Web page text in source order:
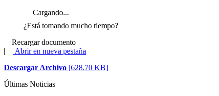
Cargando...
¿Está tomando mucho tiempo?
Recargar documento
|
Abrir en nueva pestaña
Descargar Archivo [628.70 KB]
Últimas Noticias